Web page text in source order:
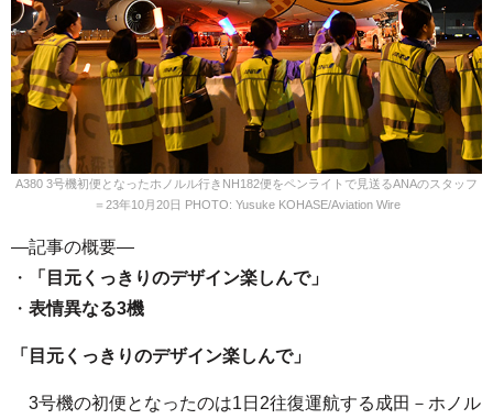
A380 3号機初便となったホノルル行きNH182便をペンライトで見送るANAのスタッフ
＝23年10月20日 PHOTO: Yusuke KOHASE/Aviation Wire
—記事の概要—
・
「目元くっきりのデザイン楽しんで」
・ 表情異なる3機
「目元くっきりのデザイン楽しんで」
3号機の初便となったのは1日2往復運航する成田－ホノル